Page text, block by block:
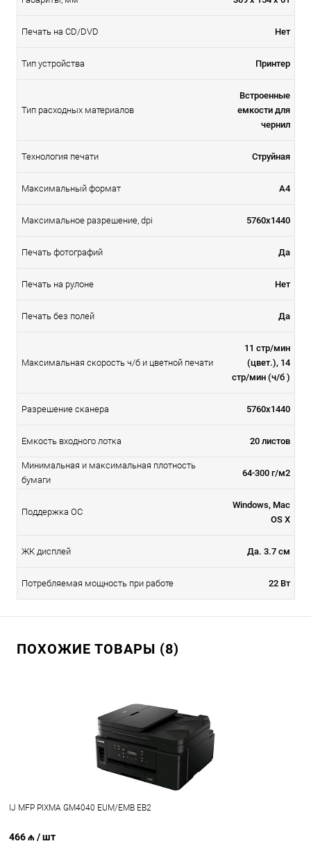
Печать на CD/DVD Нет
Тип устройства Принтер
Тип расходных материалов
Встроенные
емкости для
чернил
Технология печати Струйная
Максимальный формат A4
Максимальное разрешение, dpi 5760x1440
Печать фотографий Да
Печать на рулоне Нет
Печать без полей Да
Максимальная скорость ч/б и цветной печати
11 стр/мин
(цвет.), 14
стр/мин (ч/б )
Разрешение сканера 5760x1440
Емкость входного лотка 20 листов
Минимальная и максимальная плотность
бумаги
64-300 г/м2
Поддержка ОС
Windows, Mac
OS X
ЖК дисплей Да. 3.7 см
Потребляемая мощность при работе 22 Вт
ПОХОЖИЕ ТОВАРЫ (8)
IJ MFP PIXMA GM4040 EUM/EMB EB2
466 ₼ / шт